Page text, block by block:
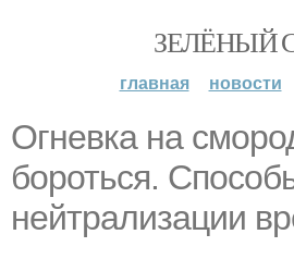
ЗЕЛЁНЫЙ
главная новости
Огневка на
бороться.
нейтрализации